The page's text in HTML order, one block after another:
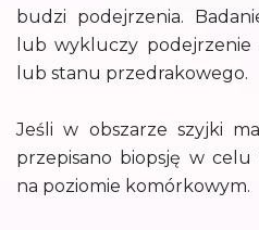
budzi podejrzenia.
lub wykluczy
lub stanu przedrakowego.
Jeśli w obszarze szyjki
przepisano biopsję w
na poziomie komórkowym.